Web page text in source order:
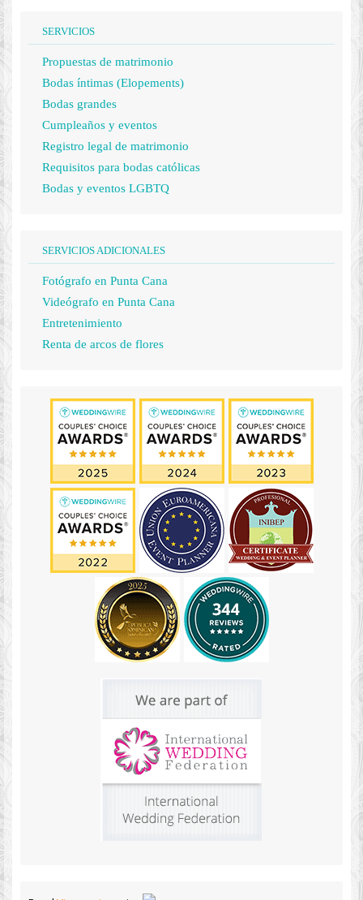
SERVICIOS
Propuestas de matrimonio
Bodas íntimas (Elopements)
Bodas grandes
Cumpleaños y eventos
Registro legal de matrimonio
Requisitos para bodas católicas
Bodas y eventos LGBTQ
SERVICIOS ADICIONALES
Fotógrafo en Punta Cana
Videógrafo en Punta Cana
Entretenimiento
Renta de arcos de flores